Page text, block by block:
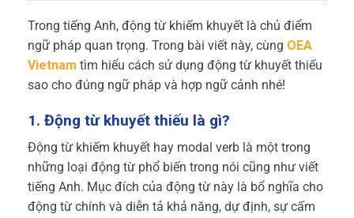
Trong tiếng Anh, động từ khiếm khuyết là chủ điểm
ngữ pháp quan trọng. Trong bài viết này, cùng OEA
Vietnam tìm hiểu cách sử dụng động từ khuyết thiếu
sao cho đúng ngữ pháp và hợp ngữ cảnh nhé!
1. Động từ khuyết thiếu là gì?
Động từ khiếm khuyết hay modal verb là một trong
những loại động từ phổ biến trong nói cũng như viết
tiếng Anh. Mục đích của động từ này là bổ nghĩa cho
động từ chính và diễn tả khả năng, dự định, sự cấm